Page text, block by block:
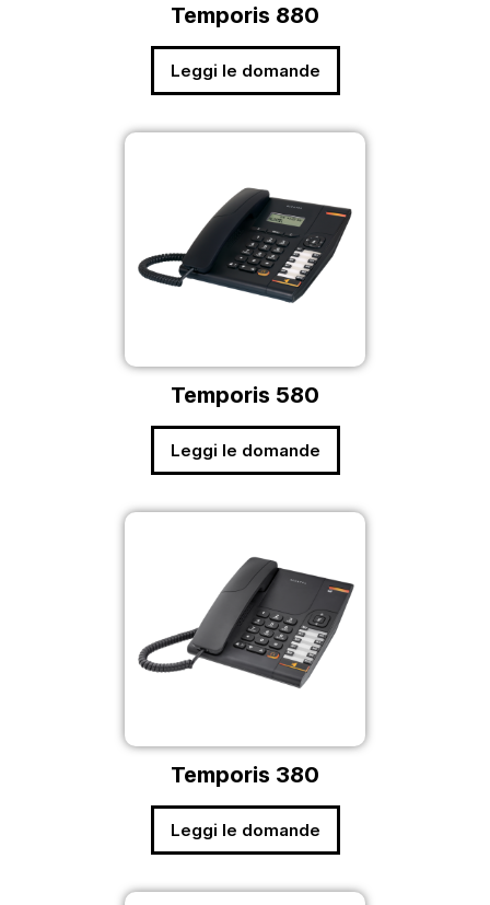
Temporis 880
Leggi le domande
Temporis 580
Leggi le domande
Temporis 380
Leggi le domande